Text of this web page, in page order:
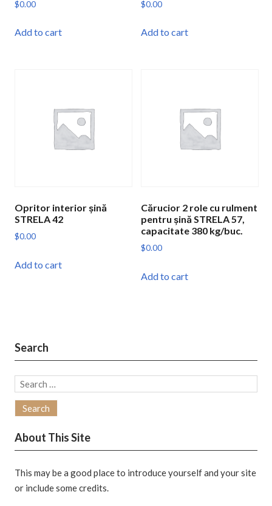
$0.00
Add to cart
$0.00
Add to cart
Opritor interior șină
STRELA 42
$0.00
Add to cart
Cărucior 2 role cu rulment
pentru șină STRELA 57,
capacitate 380 kg/buc.
$0.00
Add to cart
Search
Search
About This Site
This may be a good place to introduce yourself and your site
or include some credits.